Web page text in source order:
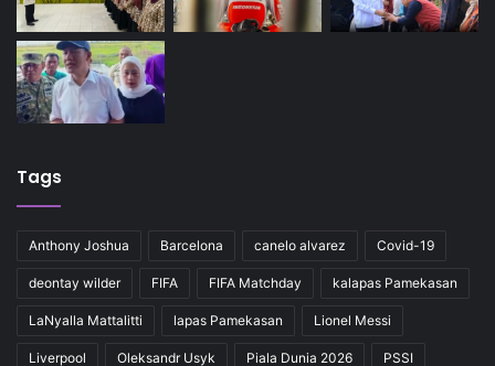
Tags
Anthony Joshua Barcelona canelo alvarez Covid-19
deontay wilder FIFA FIFA Matchday kalapas Pamekasan
LaNyalla Mattalitti lapas Pamekasan Lionel Messi
Liverpool Oleksandr Usyk Piala Dunia 2026 PSSI